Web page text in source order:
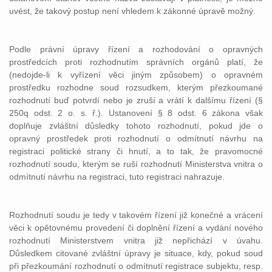
uvést, že takový postup není vhledem k zákonné úpravě možný.
Podle právní úpravy řízení a rozhodování o opravných
prostředcích proti rozhodnutím správních orgánů platí, že
(nedojde-li k vyřízení věci jiným způsobem) o opravném
prostředku rozhodne soud rozsudkem, kterým přezkoumané
rozhodnutí buď potvrdí nebo je zruší a vrátí k dalšímu řízení (§
250q odst. 2 o. s. ř.). Ustanovení § 8 odst. 6 zákona však
doplňuje zvláštní důsledky tohoto rozhodnutí, pokud jde o
opravný prostředek proti rozhodnutí o odmítnutí návrhu na
registraci politické strany či hnutí, a to tak, že pravomocné
rozhodnutí soudu, kterým se ruší rozhodnutí Ministerstva vnitra o
odmítnutí návrhu na registraci, tuto registraci nahrazuje.
Rozhodnutí soudu je tedy v takovém řízení již konečné a vrácení
věci k opětovnému provedení či doplnění řízení a vydání nového
rozhodnutí Ministerstvem vnitra již nepřichází v úvahu.
Důsledkem citované zvláštní úpravy je situace, kdy, pokud soud
při přezkoumání rozhodnutí o odmítnutí registrace subjektu, resp.